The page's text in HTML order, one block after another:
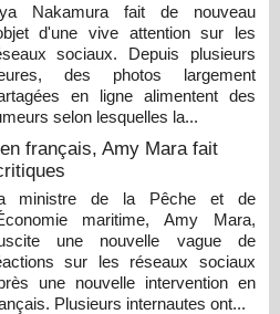
Nakamura fait de nouveau
d'une vive attention sur les
sociaux. Depuis plusieurs
des photos largement
en ligne alimentent des
selon lesquelles la...
français, Amy Mara fait
ministre de la Pêche et de
maritime, Amy Mara,
une nouvelle vague de
sur les réseaux sociaux
une nouvelle intervention en
Plusieurs internautes ont...